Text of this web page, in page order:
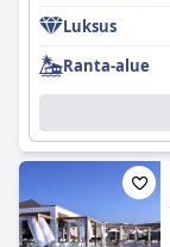
Luksus
Ranta-alue